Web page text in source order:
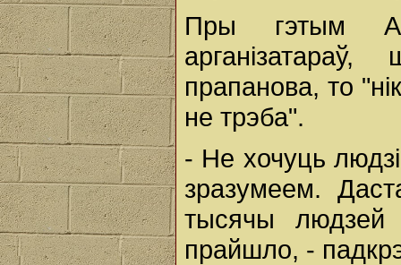
Пры гэтым
прапанова, то
не трэба".
- Не хочуць
зразумеем.
тысячы людзей
прайшло, -